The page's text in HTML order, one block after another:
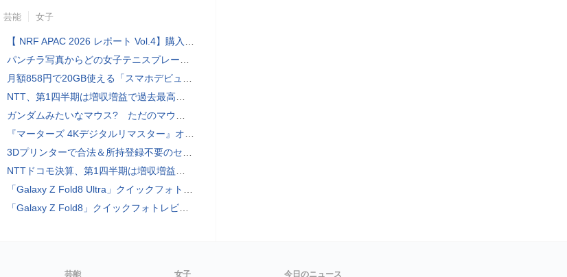
芸能 女子
【 NRF APAC 2026 レポート Vol.4】購入の瞬間に眠る価値 Transaction Momentとリテールの次の成長戦略
パンチラ写真からどの女子テニスプレーヤーのものなのか当てるクイズ「Tennis Upskirts」
月額858円で20GB使える「スマホデビュープラン U15」ドコモが提供、ahamoも割引になる親子割も
NTT、第1四半期は増収増益で過去最高 IOWNや分散GPUの取り組みを説明
ガンダムみたいなマウス? ただのマウスとは違うのだよ1944通りの形状に変更できる驚異のマウス
『マーターズ 4Kデジタルリマスター』オールナイト上映、鬼畜な併映作品が決定 全部観たら“生還証”をプレゼント［ホラー通信］
3Dプリンターで合法＆所持登録不要のセミオートマチック銃を自作、発砲試験にも成功した猛者が登場
NTTドコモ決算、第1四半期は増収増益 通信収入に底打ちの兆し、金融・AIを強化
「Galaxy Z Fold8 Ultra」クイックフォトレビュー
「Galaxy Z Fold8」クイックフォトレビュー
芸能 女子 今日のニュース